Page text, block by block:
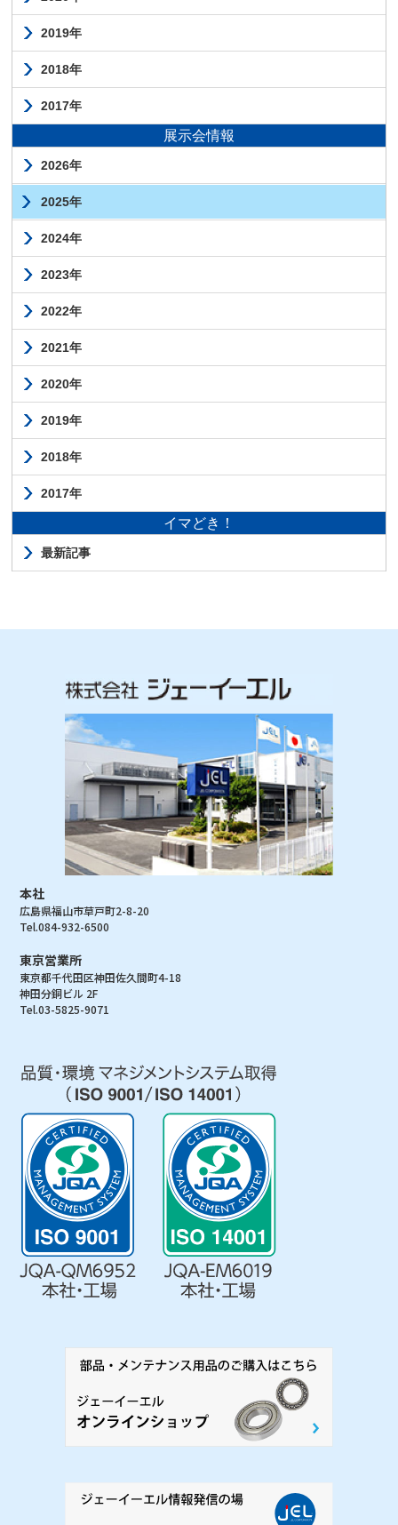
2019年
2018年
2017年
展示会情報
2026年
2025年
2024年
2023年
2022年
2021年
2020年
2019年
2018年
2017年
イマどき！
最新記事
本社
広島県福山市草戸町2-8-20
Tel.084-932-6500
東京営業所
東京都千代田区神田佐久間町4-18
神田分銅ビル 2F
Tel.03-5825-9071